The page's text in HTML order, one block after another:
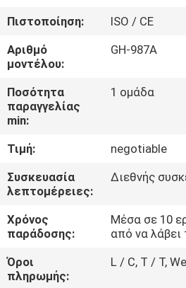
ΓΎΡΟΣ
ΕΡΓΟΣΤΑΣΊΩΝ
ΠΟΙΟΤΙΚΌΣ
ΜΑΣ
ΕΛΆΤΕ
ΣΕ
ΕΠΑΦΉ
ΜΕ
Πιστοποίηση:
ISO / CE
Αριθμό
μοντέλου:
GH-987A
Ποσότητα
παραγγελίας
min:
1 ομάδα
Τιμή:
negotiable
Συσκευασία
λεπτομέρειες:
Διεθνής
Χρόνος
παράδοσης:
Μέσα σε 10
από να λάβει
Όροι
πληρωμής:
L / C, T / T,